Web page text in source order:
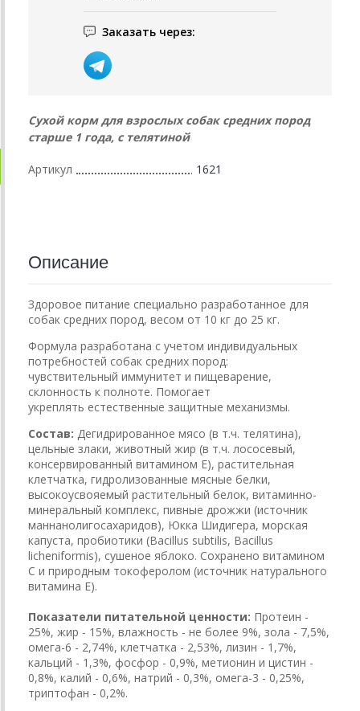
Заказать через:
Сухой корм для взрослых собак средних пород
старше 1 года, с телятиной
Артикул 1621
Описание
Здоровое питание специально разработанное для
собак средних пород, весом от 10 кг до 25 кг.
Формула разработана с учетом индивидуальных
потребностей собак средних пород:
чувствительный иммунитет и пищеварение,
склонность к полноте. Помогает
укреплять естественные защитные механизмы.
Состав: Дегидрированное мясо (в т.ч. телятина),
цельные злаки, животный жир (в т.ч. лососевый,
консервированный витамином E), растительная
клетчатка, гидролизованные мясные белки,
высокоусвояемый растительный белок, витаминно-
минеральный комплекс, пивные дрожжи (источник
маннанолигосахаридов), Юкка Шидигера, морская
капуста, пробиотики (Bacillus subtilis, Bacillus
licheniformis), сушеное яблоко. Cохранено витамином
С и природным токоферолом (источник натурального
витамина Е).
Показатели питательной ценности: Протеин -
25%, жир - 15%, влажность - не более 9%, зола - 7,5%,
омега-6 - 2,74%, клетчатка - 2,53%, лизин - 1,7%,
кальций - 1,3%, фосфор - 0,9%, метионин и цистин -
0,8%, калий - 0,6%, натрий - 0,3%, омега-3 - 0,25%,
триптофан - 0,2%.